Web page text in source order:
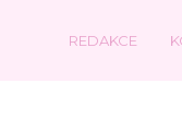
REDAKCE